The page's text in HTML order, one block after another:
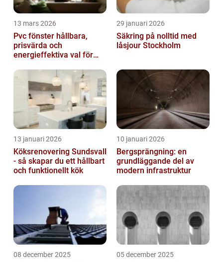
13 mars 2026
Pvc fönster hållbara,
prisvärda och
energieffektiva val för
29 januari 2026
Säkring på nolltid med
låsjour Stockholm
13 januari 2026
Köksrenovering Sundsvall
- så skapar du ett hållbart
och funktionellt kök
10 januari 2026
Bergsprängning: en
grundläggande del av
modern infrastruktur
08 december 2025 05 december 2025